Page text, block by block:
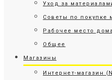
Уход за
Советы по покупке
Рабочее место дома
Общее
Магазины
Интернет-магазин